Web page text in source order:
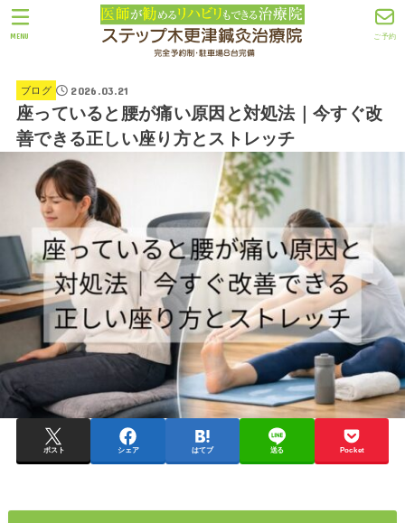
ご予約
MENU
ブログ 2026.03.21
座っていると腰が痛い原因と対処法｜今すぐ改
善できる正しい座り方とストレッチ
ポスト シェア はてブ 送る Pocket